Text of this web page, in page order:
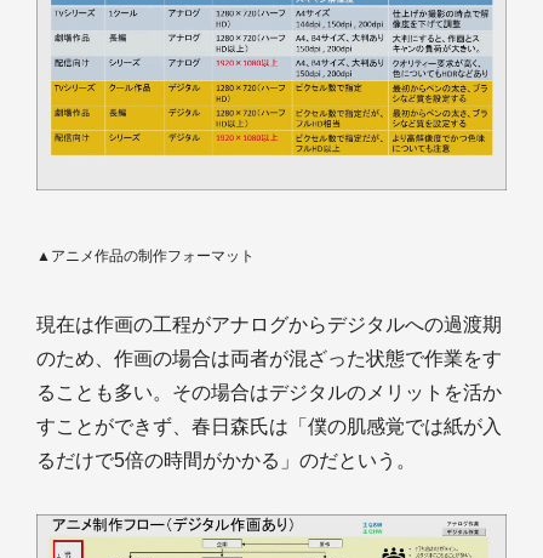
▲アニメ作品の制作フォーマット
現在は作画の工程がアナログからデジタルへの過渡期
のため、作画の場合は両者が混ざった状態で作業をす
ることも多い。その場合はデジタルのメリットを活か
すことができず、春日森氏は「僕の肌感覚では紙が入
るだけで5倍の時間がかかる」のだという。